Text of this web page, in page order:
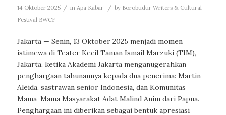
14 Oktober 2025 / in Apa Kabar / by Borobudur Writers & Cultural
Festival BWCF
Jakarta — Senin, 13 Oktober 2025 menjadi momen
istimewa di Teater Kecil Taman Ismail Marzuki (TIM),
Jakarta, ketika Akademi Jakarta menganugerahkan
penghargaan tahunannya kepada dua penerima: Martin
Aleida, sastrawan senior Indonesia, dan Komunitas
Mama-Mama Masyarakat Adat Malind Anim dari Papua.
Penghargaan ini diberikan sebagai bentuk apresiasi